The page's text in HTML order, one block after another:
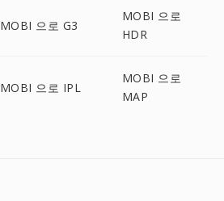
MOBI 으로 G3
MOBI 으로
HDR
MOBI 으로 IPL
MOBI 으로
MAP